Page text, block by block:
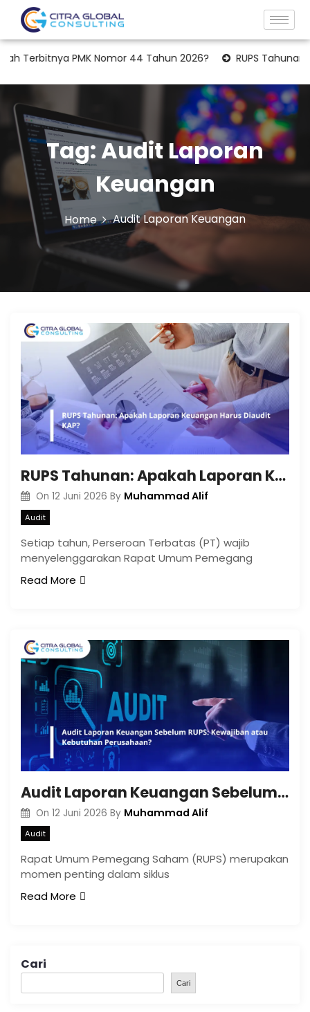
PMK Nomor 44 Tahun 2026? RUPS Tahunan:
Tag:Audit Laporan
Keuangan
Home Audit Laporan Keuangan
RUPS Tahunan: Apakah Laporan Keuangan Harus Diaudit KAP?
On 12 Juni 2026 By Muhammad Alif
Audit
Setiap tahun, Perseroan Terbatas (PT) wajib
menyelenggarakan Rapat Umum Pemegang
Read More
Audit Laporan Keuangan Sebelum RUPS: Kewajiban atau Kebutuhan Perusahaan?
On 12 Juni 2026 By Muhammad Alif
Audit
Rapat Umum Pemegang Saham (RUPS) merupakan
momen penting dalam siklus
Read More
Cari
Cari